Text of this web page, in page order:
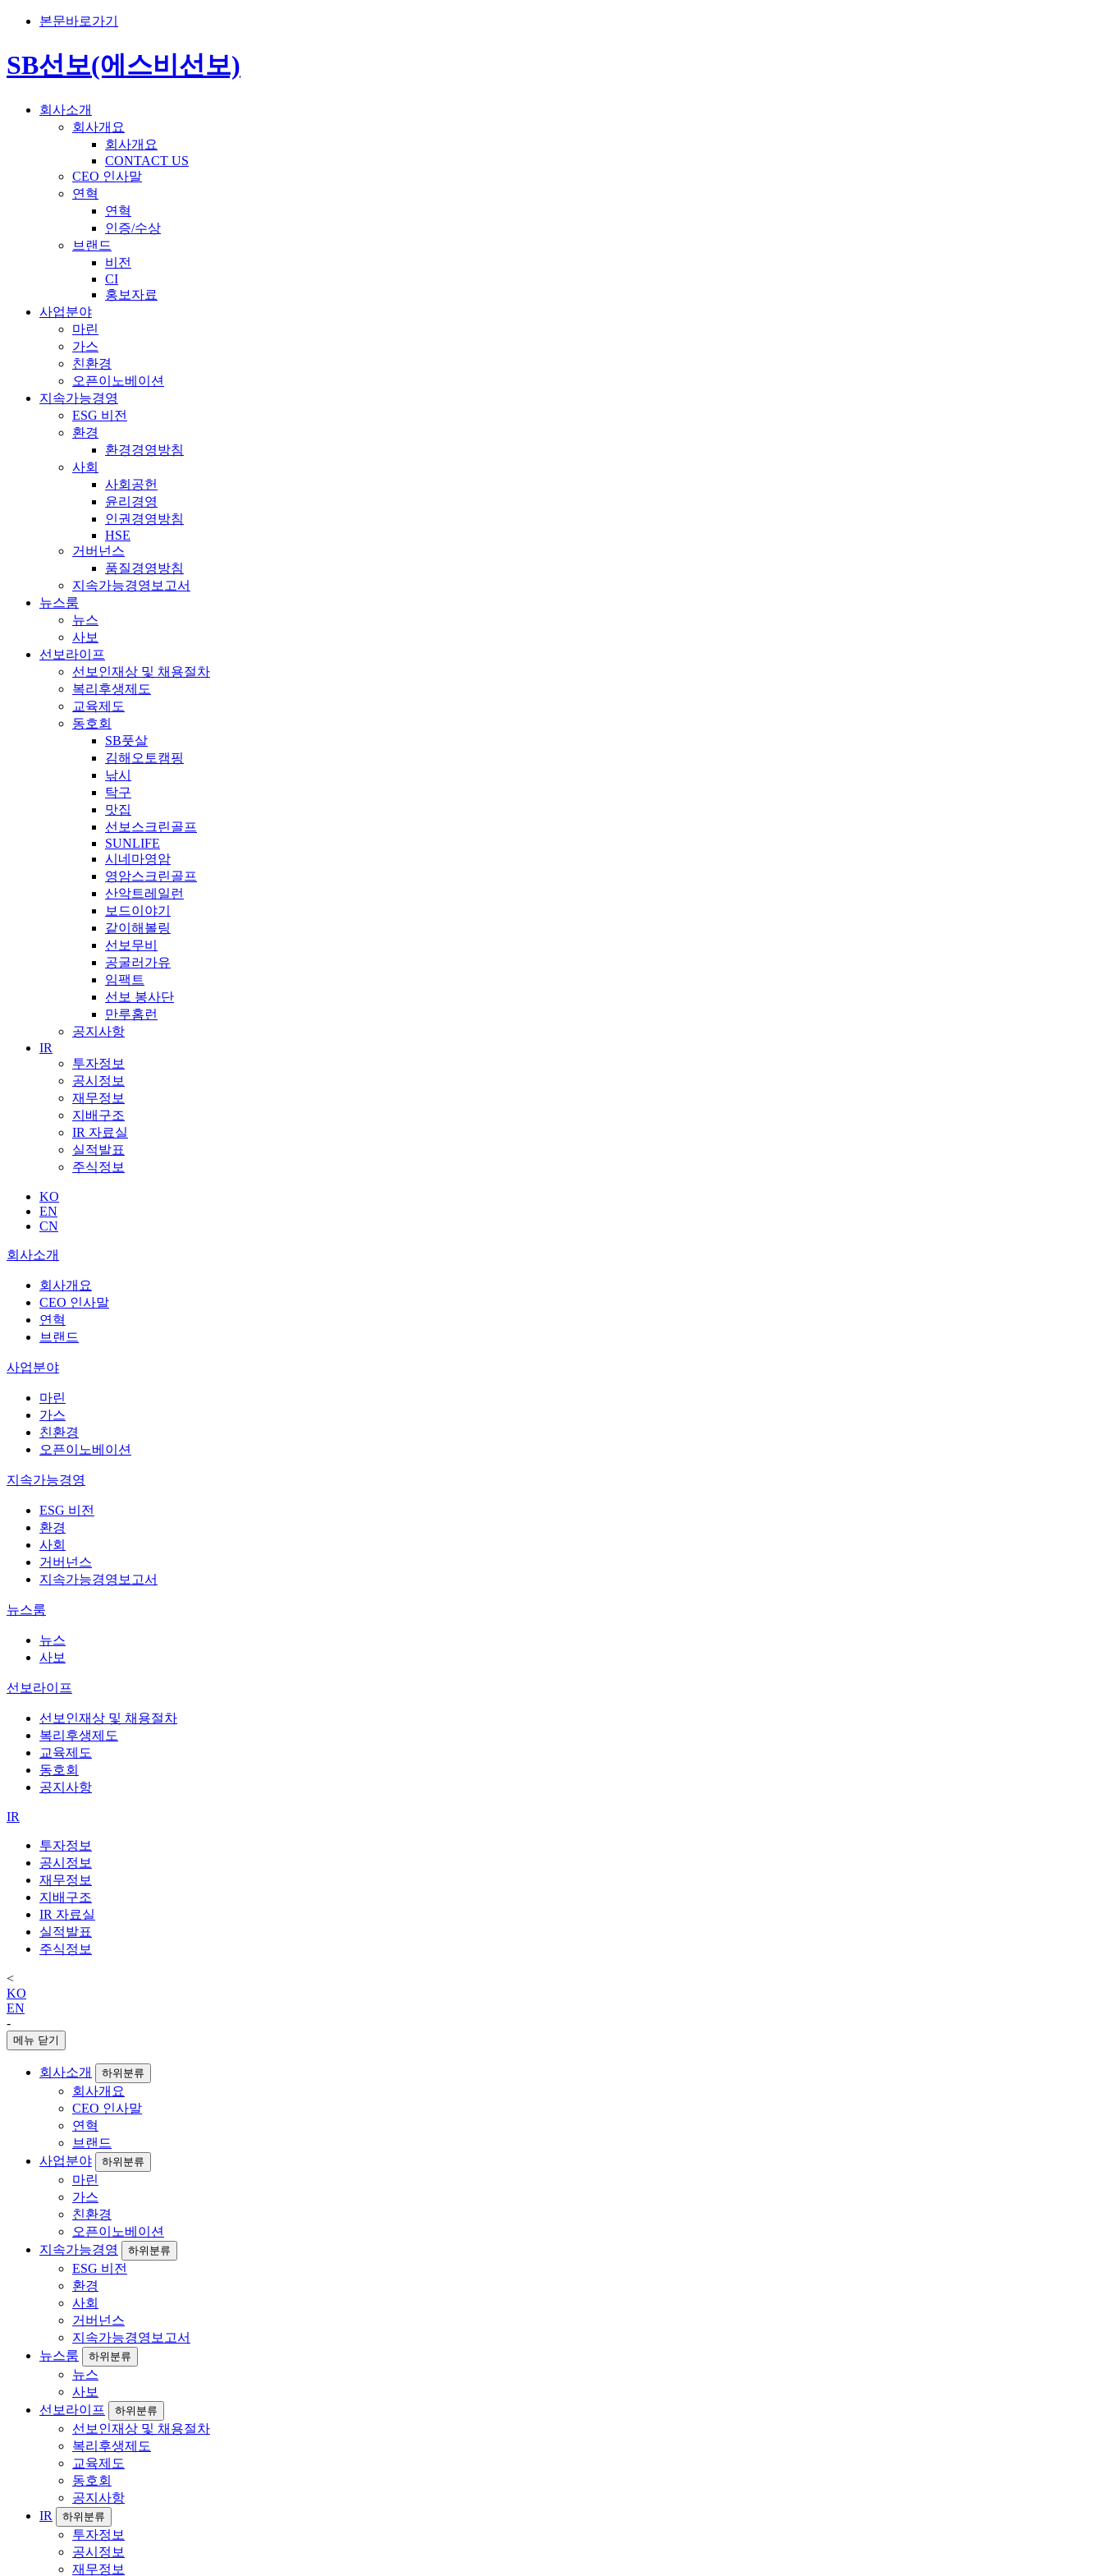
본문바로가기
SB선보(에스비선보)
회사소개
회사개요
회사개요
CONTACT US
CEO 인사말
연혁
연혁
인증/수상
브랜드
비전
CI
홍보자료
사업분야
마린
가스
친환경
오픈이노베이션
지속가능경영
ESG 비전
환경
환경경영방침
사회
사회공헌
윤리경영
인권경영방침
HSE
거버넌스
품질경영방침
지속가능경영보고서
뉴스룸
뉴스
사보
선보라이프
선보인재상 및 채용절차
복리후생제도
교육제도
동호회
SB풋살
김해오토캠핑
낚시
탁구
맛집
선보스크린골프
SUNLIFE
시네마영암
영암스크린골프
산악트레일런
보드이야기
같이해볼링
선보무비
공굴러가유
임팩트
선보 봉사단
만루홈런
공지사항
IR
투자정보
공시정보
재무정보
지배구조
IR 자료실
실적발표
주식정보
KO
EN
CN
회사소개
회사개요
CEO 인사말
연혁
브랜드
사업분야
마린
가스
친환경
오픈이노베이션
지속가능경영
ESG 비전
환경
사회
거버넌스
지속가능경영보고서
뉴스룸
뉴스
사보
선보라이프
선보인재상 및 채용절차
복리후생제도
교육제도
동호회
공지사항
IR
투자정보
공시정보
재무정보
지배구조
IR 자료실
실적발표
주식정보
<
KO
EN
-
메뉴 닫기
회사소개 하위분류
회사개요
CEO 인사말
연혁
브랜드
사업분야
하위분류
마린
가스
친환경
오픈이노베이션
지속가능경영
하위분류
ESG 비전
환경
사회
거버넌스
지속가능경영보고서
뉴스룸
하위분류
뉴스
사보
선보라이프
하위분류
선보인재상 및 채용절차
복리후생제도
교육제도
동호회
공지사항
IR
하위분류
투자정보
공시정보
재무정보